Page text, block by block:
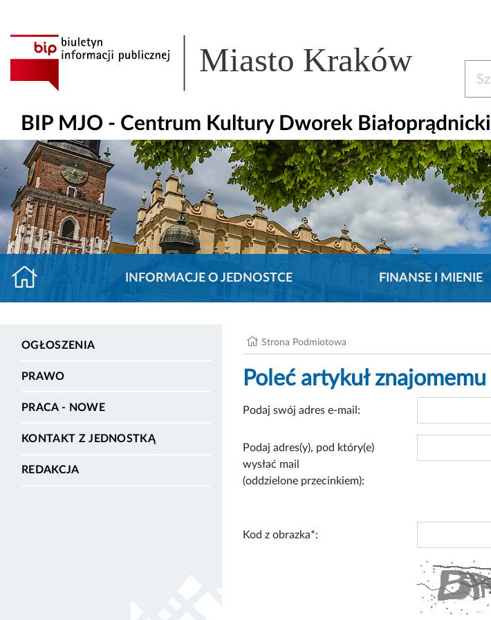
Miasto Kraków
BIP MJO - Centrum Kultury Dworek Białoprądnicki
INFORMACJE O JEDNOSTCE FINANSE I MIENIE
OGŁOSZENIA
PRAWO
PRACA - NOWE
KONTAKT Z JEDNOSTKĄ
REDAKCJA
Strona Podmiotowa
Poleć artykuł znajomemu
Podaj swój adres e-mail:
Podaj adres(y), pod który(e)
wysłać mail
(oddzielone przecinkiem):
Kod z obrazka*: